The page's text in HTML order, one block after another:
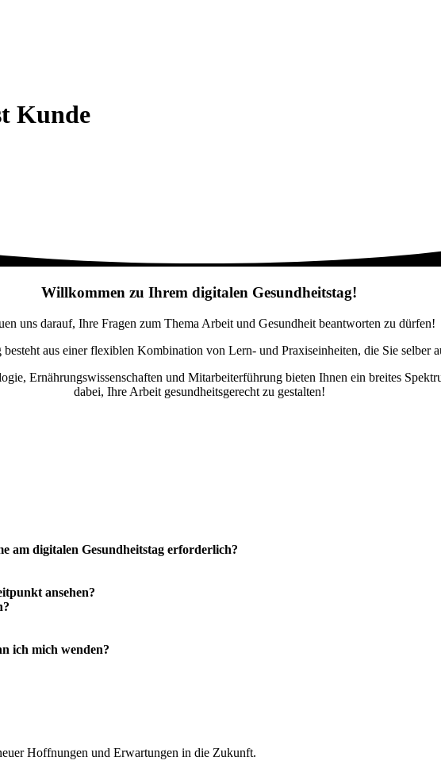
Kunde
Willkommen zu Ihrem digitalen Gesundheitstag!
uns darauf, Ihre Fragen zum Thema Arbeit und Gesundheit beantworten zu dürfen!
aus einer flexiblen Kombination von Lern- und Praxiseinheiten, die Sie selber
Ernährungswissenschaften und Mitarbeiterführung bieten Ihnen ein breites
dabei, Ihre Arbeit gesundheitsgerecht zu gestalten!
am digitalen Gesundheitstag erforderlich?
ansehen?
ich mich wenden?
Hoffnungen und Erwartungen in die Zukunft.